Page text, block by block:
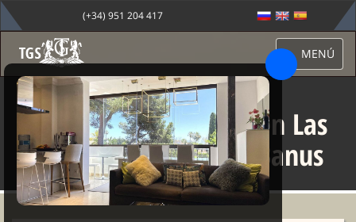
(+34) 951 204 417
MENÚ
Venta Apartamento en Las
Mimosas de Puerto Banus